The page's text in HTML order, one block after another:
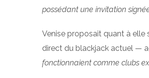
possédant une invitation
Venise proposait quant à elle
direct du blackjack actuel —
fonctionnaient comme clubs